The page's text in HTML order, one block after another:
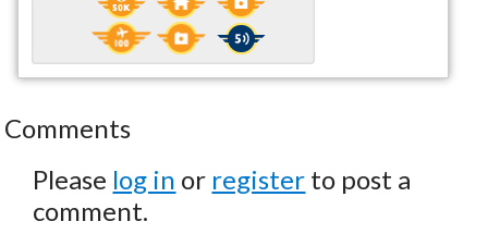
Comments
Please log in or register to post a
comment.